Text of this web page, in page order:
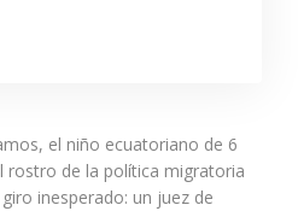
el niño ecuatoriano de 6
rostro de la política migratoria
inesperado: un juez de